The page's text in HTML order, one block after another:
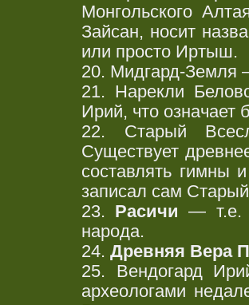
Монгольского
Зайсан, носит
или просто Иртыш.
20. Мидгард-Земля
21. Нарекли
Ирий, что означает
22. Старый
Существует
составлять гимны
записал сам
23. Расичи — т.е.
народа.
24. Древняя Вера
25. Вендогард
археологами